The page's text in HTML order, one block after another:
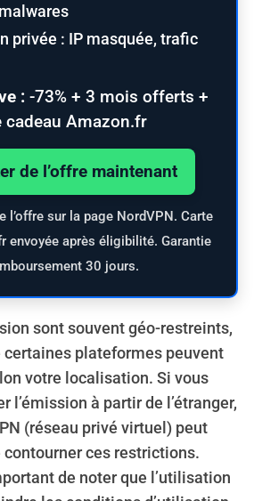
privée : IP masquée, trafic
: -73% + 3 mois offerts +
cadeau Amazon.fr
de l’offre maintenant
l’offre sur la page NordVPN. Carte
envoyée après éligibilité. Garantie
30 jours.
sont souvent géo-restreints,
plateformes peuvent
votre localisation. Si vous
l’émission à partir de l’étranger,
(réseau privé virtuel) peut
ces restrictions.
de noter que l’utilisation